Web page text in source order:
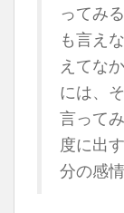
ってみ
も言え
えてな
には、
言って
度に出
分の感